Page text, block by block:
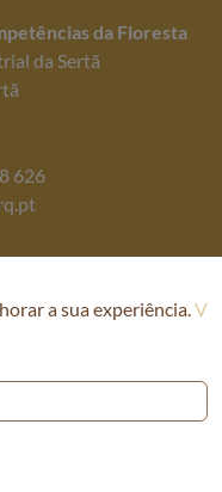
da Floresta
da Sertã
626
a sua experiência.V